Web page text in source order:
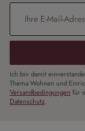
E-Mail-Adresse
Ich bin damit
Thema Wohnen und
Versandbedingungen für
Datenschutz.